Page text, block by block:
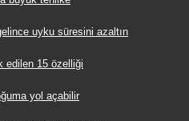
uyku süresini azaltın
edilen 15 özelliği
yol açabilir